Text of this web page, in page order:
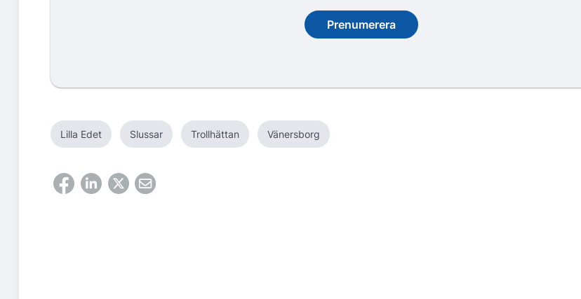
Prenumerera
Lilla Edet Slussar Trollhättan Vänersborg